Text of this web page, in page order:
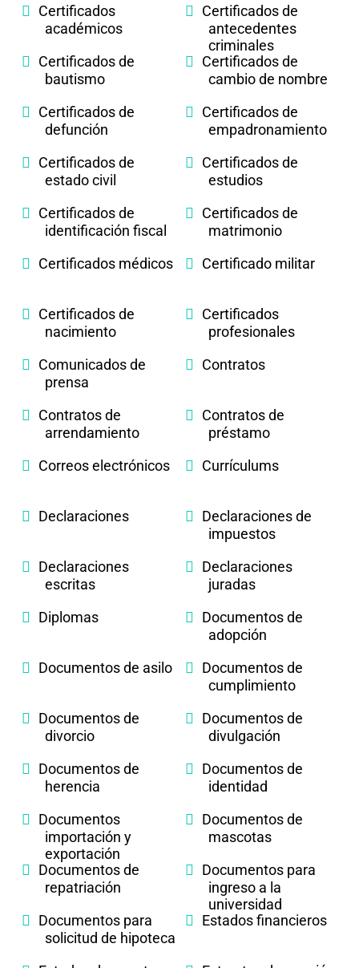
Certificados
académicos
Certificados de
antecedentes
criminales
Certificados de
bautismo
Certificados de
cambio de nombre
Certificados de
defunción
Certificados de
empadronamiento
Certificados de
estado civil
Certificados de
estudios
Certificados de
identificación fiscal
Certificados de
matrimonio
Certificados médicos
Certificado militar
Certificados de
nacimiento
Certificados
profesionales
Comunicados de
prensa
Contratos
Contratos de
arrendamiento
Contratos de
préstamo
Correos electrónicos
Currículums
Declaraciones
Declaraciones de
impuestos
Declaraciones
escritas
Declaraciones
juradas
Diplomas
Documentos de
adopción
Documentos de asilo
Documentos de
cumplimiento
Documentos de
divorcio
Documentos de
divulgación
Documentos de
herencia
Documentos de
identidad
Documentos
importación y
exportación
Documentos de
mascotas
Documentos de
repatriación
Documentos para
ingreso a la
universidad
Documentos para
solicitud de hipoteca
Estados financieros